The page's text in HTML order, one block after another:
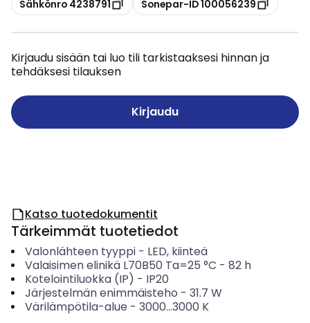
Sähkönro 4238791 Sonepar-ID 100056239
Kirjaudu sisään tai luo tili tarkistaaksesi hinnan ja
tehdäksesi tilauksen
Kirjaudu
Katso tuotedokumentit
Tärkeimmät tuotetiedot
Valonlähteen tyyppi- LED, kiinteä
Valaisimen elinikä L70B50 Ta=25 °C - 82 h
Kotelointiluokka (IP) - IP20
Järjestelmän enimmäisteho - 31.7 W
Värilämpötila-alue - 3000...3000 K